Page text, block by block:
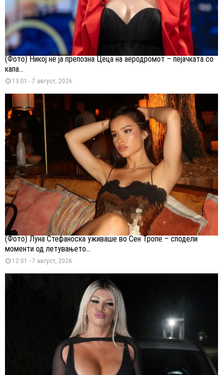
(Фото) Никој не ја препозна Цеца на аеродромот – пејачката со
капа...
13:01 - 7 август, 2026
(Фото) Луна Стефаноска уживаше во Сен Тропе – сподели
моменти од летувањето...
12:01 - 7 август, 2026